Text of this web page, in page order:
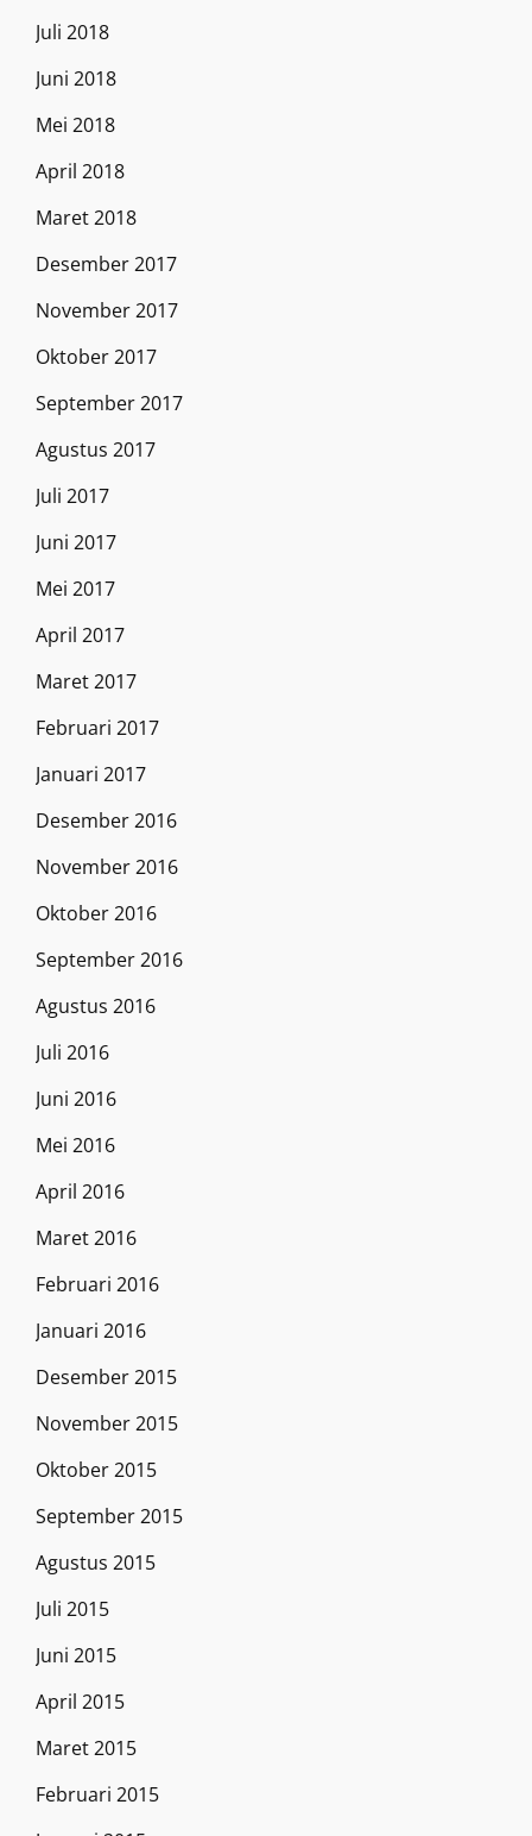
Juli 2018
Juni 2018
Mei 2018
April 2018
Maret 2018
Desember 2017
November 2017
Oktober 2017
September 2017
Agustus 2017
Juli 2017
Juni 2017
Mei 2017
April 2017
Maret 2017
Februari 2017
Januari 2017
Desember 2016
November 2016
Oktober 2016
September 2016
Agustus 2016
Juli 2016
Juni 2016
Mei 2016
April 2016
Maret 2016
Februari 2016
Januari 2016
Desember 2015
November 2015
Oktober 2015
September 2015
Agustus 2015
Juli 2015
Juni 2015
April 2015
Maret 2015
Februari 2015